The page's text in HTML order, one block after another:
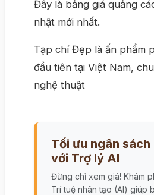
Đây là bảng giá quảng
nhật mới nhất.
Tạp chí Đẹp là ấn phẩm
đầu tiên tại Việt Nam,
nghệ thuật
Tối ưu ngân sách
với Trợ lý AI
Đừng chỉ xem giá! Khám
Trí tuệ nhân tạo (AI) giúp